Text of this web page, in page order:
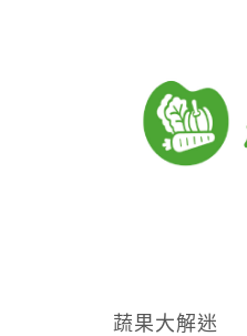
蔬果大解迷